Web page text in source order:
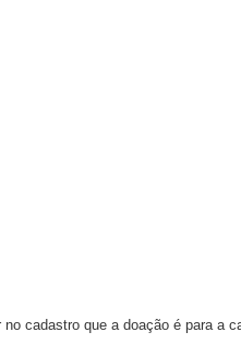
cadastro que a doação é para a